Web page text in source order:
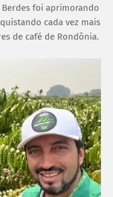
foi aprimorando
cada vez mais
de café de Rondônia.